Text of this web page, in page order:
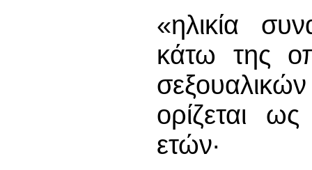
«ηλικία
κάτω της
ορίζεται
ετών·